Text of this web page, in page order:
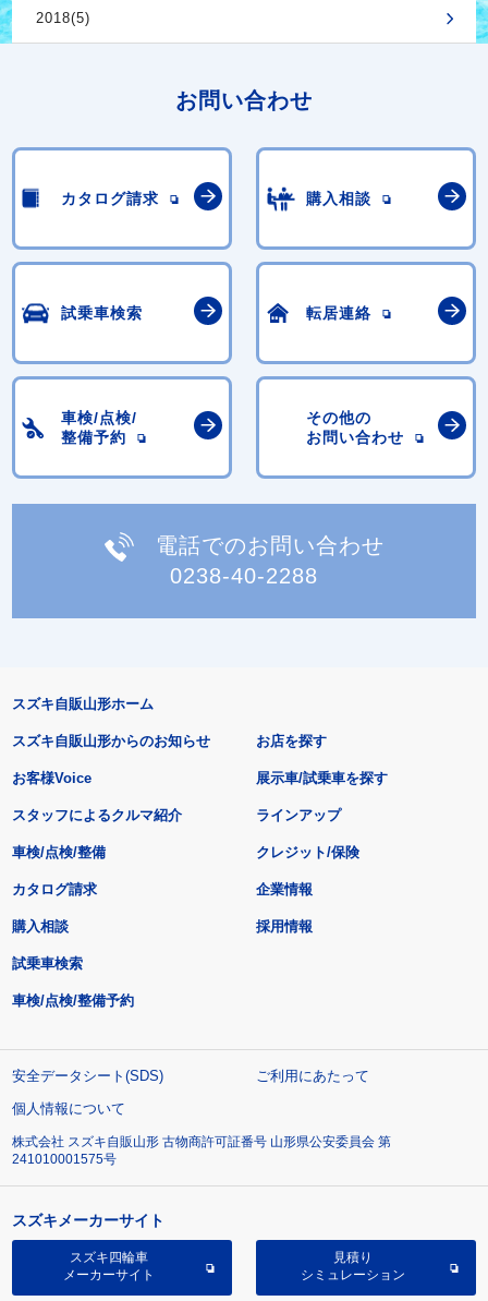
2018(5)
お問い合わせ
カタログ請求 購入相談
試乗車検索 転居連絡
車検/点検/
整備予約
その他の
お問い合わせ
電話でのお問い合わせ
0238-40-2288
スズキ自販山形ホーム
スズキ自販山形からのお知らせ
お客様Voice
スタッフによるクルマ紹介
お店を探す
展示車/試乗車を探す
ラインアップ
車検/点検/整備 クレジット/保険
カタログ請求
購入相談
試乗車検索
車検/点検/整備予約
企業情報
採用情報
安全データシート(SDS)
ご利用にあたって
個人情報について
株式会社 スズキ自販山形 古物商許可証番号 山形県公安委員会 第
241010001575号
スズキメーカーサイト
スズキ四輪車
メーカーサイト
見積り
シミュレーション